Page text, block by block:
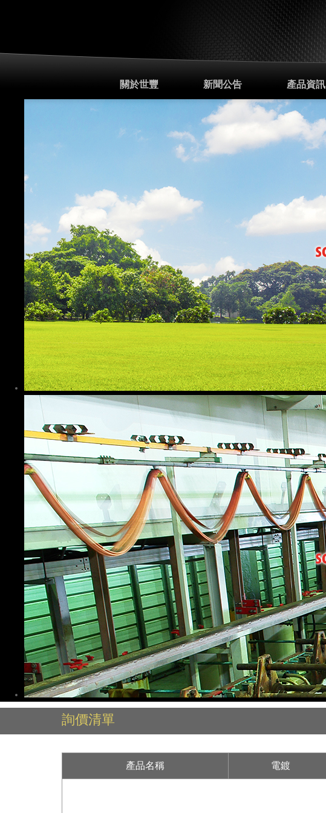
關於世豐 新聞公告 產品資訊
詢價清單
產品名稱 電鍍